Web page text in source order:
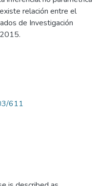
relación entre el
de Investigación
611